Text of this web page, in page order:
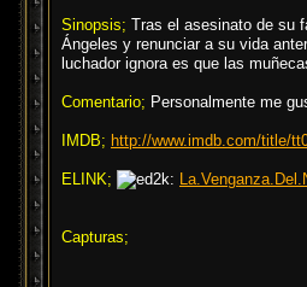
Sinopsis; Tras el asesinato de su
Ángeles y renunciar a su vida
luchador ignora es que las
Comentario; Personalmente me
IMDB; http://www.imdb.com/title/
ELINK;
Capturas;